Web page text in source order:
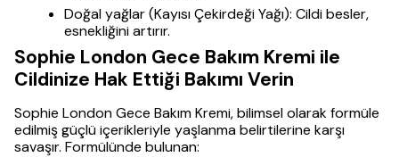
Doğal yağlar (Kayısı Çekirdeği Yağı): Cildi besler,
esnekliğini artırır.
Sophie London Gece Bakım Kremi ile
Cildinize Hak Ettiği Bakımı Verin
Sophie London Gece Bakım Kremi, bilimsel olarak formüle
edilmiş güçlü içerikleriyle yaşlanma belirtilerine karşı
savaşır. Formülünde bulunan: